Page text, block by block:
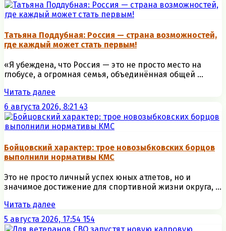
Татьяна Поддубная: Россия — страна возможностей,
где каждый может стать первым!
«Я убеждена, что Россия — это не просто место на
глобусе, а огромная семья, объединённая общей ...
Читать далее
6 августа 2026, 8:21 43
Бойцовский характер: трое новозыбковских борцов
выполнили нормативы КМС
Это не просто личный успех юных атлетов, но и
значимое достижение для спортивной жизни округа, ...
Читать далее
5 августа 2026, 17:54 154